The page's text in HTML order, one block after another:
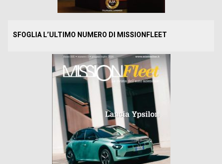
SFOGLIA L’ULTIMO NUMERO DI MISSIONFLEET